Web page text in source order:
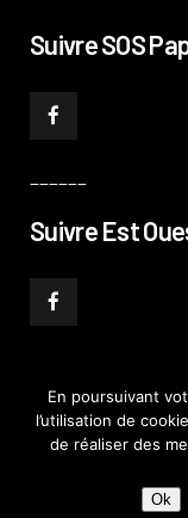
Suivre SOS
Suivre Est
© PHILIPPE PATAUD
En poursuivant
l’utilisation de
de réaliser des
Ok